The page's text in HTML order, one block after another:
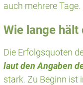
auch mehrere Tage.
Wie lange hält
Die Erfolgsquoten
laut den Angaben
stark. Zu Beginn ist